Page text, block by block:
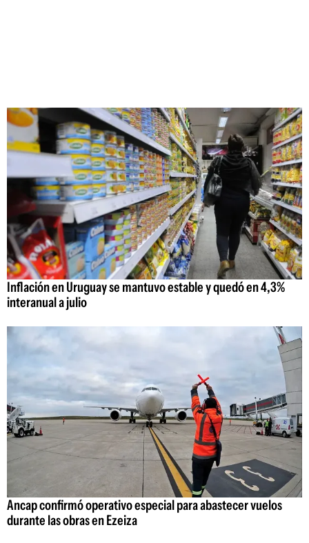
Inflación en Uruguay se mantuvo estable y quedó en 4,3%
interanual a julio
Ancap confirmó operativo especial para abastecer vuelos
durante las obras en Ezeiza